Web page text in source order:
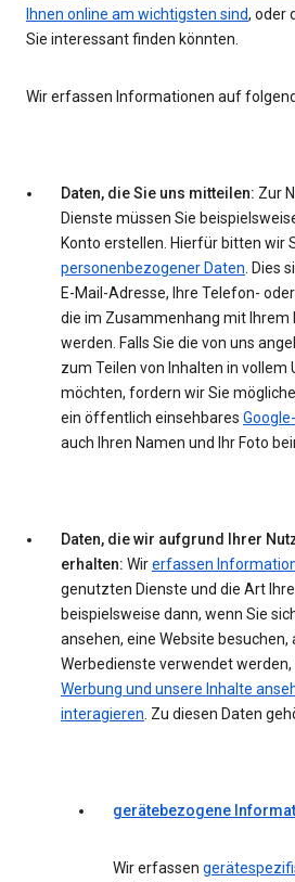
Ihnen online am wichtigsten sind, oder
Sie interessant finden könnten.
Wir erfassen Informationen auf
Daten, die Sie uns mitteilen: Zur
Dienste müssen Sie
Konto erstellen. Hierfür bitten wir
personenbezogener Daten. Dies
E-Mail-Adresse, Ihre Telefon- oder
die im Zusammenhang mit Ihrem
werden. Falls Sie die von uns
zum Teilen von Inhalten in vollem
möchten, fordern wir Sie
ein öffentlich einsehbares
auch Ihren Namen und Ihr Foto
Daten, die wir aufgrund Ihrer
erhalten: Wirerfassen
genutzten Dienste und die Art
beispielsweise dann, wenn Sie
ansehen, eine Website besuchen,
Werbedienste verwendet werden,
Werbung und unsere Inhalte
interagieren. Zu diesen Daten
gerätebezogene
Wir erfassen